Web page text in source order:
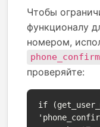
Чтобы
функционалу
номером,
проверяйте:
if